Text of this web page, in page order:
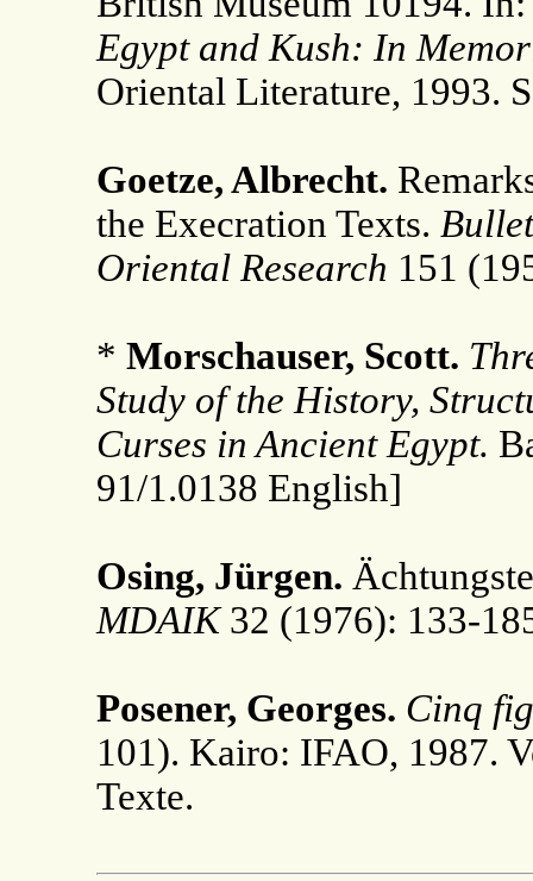
Egypt and Kush: In
Oriental Literature, 1993.
Goetze, Albrecht.
the Execration Texts.
Oriental Research 151
* Morschauser, Scott.
Study of the History,
Curses in Ancient Egypt.
91/1.0138 English]
Osing, Jürgen.
MDAIK32 (1976): 133-
Posener, Georges. Cinq
101). Kairo: IFAO, 1987.
Texte.